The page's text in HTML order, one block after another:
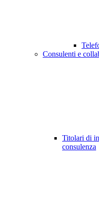
Consulenti e
Titolari di
consulenza